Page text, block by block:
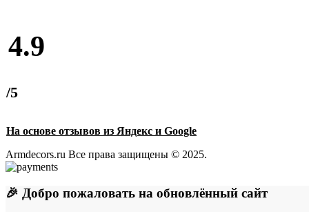
4.9
/5
На основе отзывов из Яндекс и Google
Armdecors.ru Все права защищены © 2025. ​
🎉 Добро пожаловать на обновлённый сайт